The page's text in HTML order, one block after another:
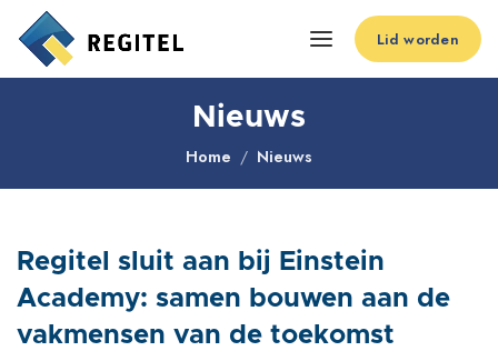
Lid worden
Nieuws
Home Nieuws
Regitel sluit aan bij Einstein
Academy: samen bouwen aan de
vakmensen van de toekomst